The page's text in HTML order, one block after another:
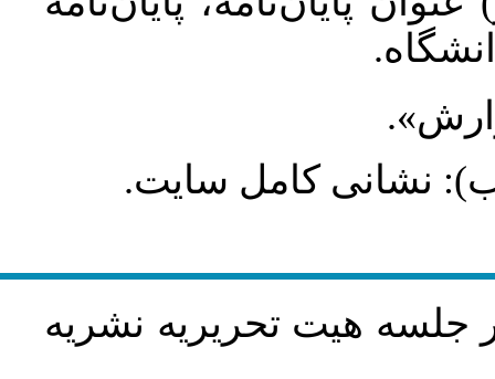
نشانی کامل سایت.
جلسه هيت تحريريه نشريه